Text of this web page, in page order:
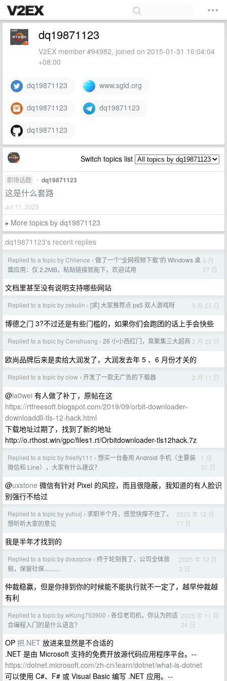
dq19871123
V2EX member #94982, joined on 2015-01-31 16:04:04
+08:00
dq19871123 www.sgld.org
dq19871123 dq19871123
dq19871123
Switch topics list
职场话题 • dq19871123
这是什么套路
Jul 11, 2025
» More topics by dq19871123
dq19871123's recent replies
Replied to a topic by Chlience › 做了一个“全网视频下载”的 Windows 桌
面应用：仅 2.2MB，粘贴链接就能下，欢迎试用
5 月
27 日
文档里甚至没有说明支持哪些网站
Replied to a topic by zekulin › [求] 大家推荐点 ps5 双人游戏呀 5 月 25 日
博德之门 3?不过还是有些门槛的，如果你们会跑团的话上手会快些
Replied to a topic by Censhuang › 26 小小西红门，竟聚集三大超商 2 月 25 日
欧尚品牌后来是卖给大润发了，大润发去年 5 、6 月份才关的
Replied to a topic by clow › 开发了一款无广告的下载器 2 月 11 日
@la0wei 有人做了补丁，原帖在这
https://rtfreesoft.blogspot.com/2019/09/orbit-downloader-
downloaddll-tls-12-hack.html
下载地址过期了，找到了新的地址
http://o.rthost.win/gpc/files1.rt/Orbitdownloader-tls12hack.7z
Replied to a topic by freefly111 › 想买一台备用 Android 手机（主要装
微信和 Line），大家有什么建议？
1 月
30 日
@uxstone 微信有针对 Pixel 的风控，而且很隐蔽，我知道的有人脸识
别强行不给过
Replied to a topic by yuhuij › 求职半个月，感觉快撑不住了，
想听听大家的意见
2025 年 12 月
17 日
我是半年才找到的
Replied to a topic by dvazqcce › 终于轮到我了，公司全体放
假，保留社保..........
2025 年 12 月
2 日
仲裁稳赢，但是你排到你的时候能不能执行就不一定了，越早仲裁越
有利
Replied to a topic by wKong753900 › 各位老司机，你认为的适
合编程入门的是什么语言？
2025 年 11 月
24 日
OP 把.NET 放进来显然是不合适的
.NET 是由 Microsoft 支持的免费开放源代码应用程序平台。--
https://dotnet.microsoft.com/zh-cn/learn/dotnet/what-is-dotnet
可以使用 C#、F# 或 Visual Basic 编写 .NET 应用。--